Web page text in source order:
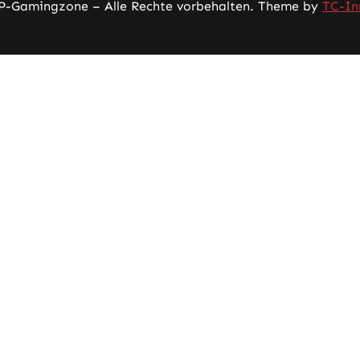
Gamingzone – Alle Rechte vorbehalten. Theme by TC-